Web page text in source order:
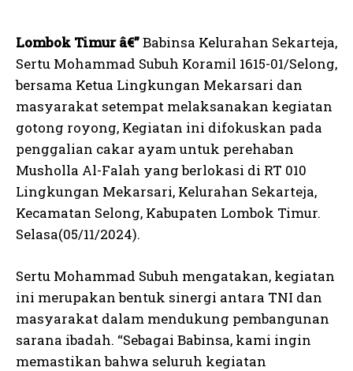
Lombok Timur â€”Babinsa Kelurahan Sekarteja,
Sertu Mohammad Subuh Koramil 1615-01/Selong,
bersama Ketua Lingkungan Mekarsari dan
masyarakat setempat melaksanakan kegiatan
gotong royong, Kegiatan ini difokuskan pada
penggalian cakar ayam untuk perehaban
Musholla Al-Falah yang berlokasi di RT 010
Lingkungan Mekarsari, Kelurahan Sekarteja,
Kecamatan Selong, Kabupaten Lombok Timur.
Selasa(05/11/2024).
Sertu Mohammad Subuh mengatakan, kegiatan
ini merupakan bentuk sinergi antara TNI dan
masyarakat dalam mendukung pembangunan
sarana ibadah. “Sebagai Babinsa, kami ingin
memastikan bahwa seluruh kegiatan